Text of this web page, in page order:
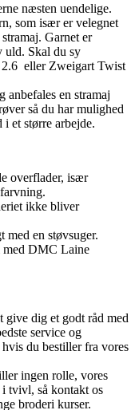
næsten uendelige.
som især er velegnet
Garnet er
uld. Skal du sy
2.6 eller Zweigart Twist
anbefales en stramaj
så du har mulighed
et større arbejde.
overflader, især
ikke bliver
med en støvsuger.
med DMC Laine
dig et godt råd med
service og
du bestiller fra vores
ingen rolle, vores
tvivl, så kontakt os
broderi kurser.